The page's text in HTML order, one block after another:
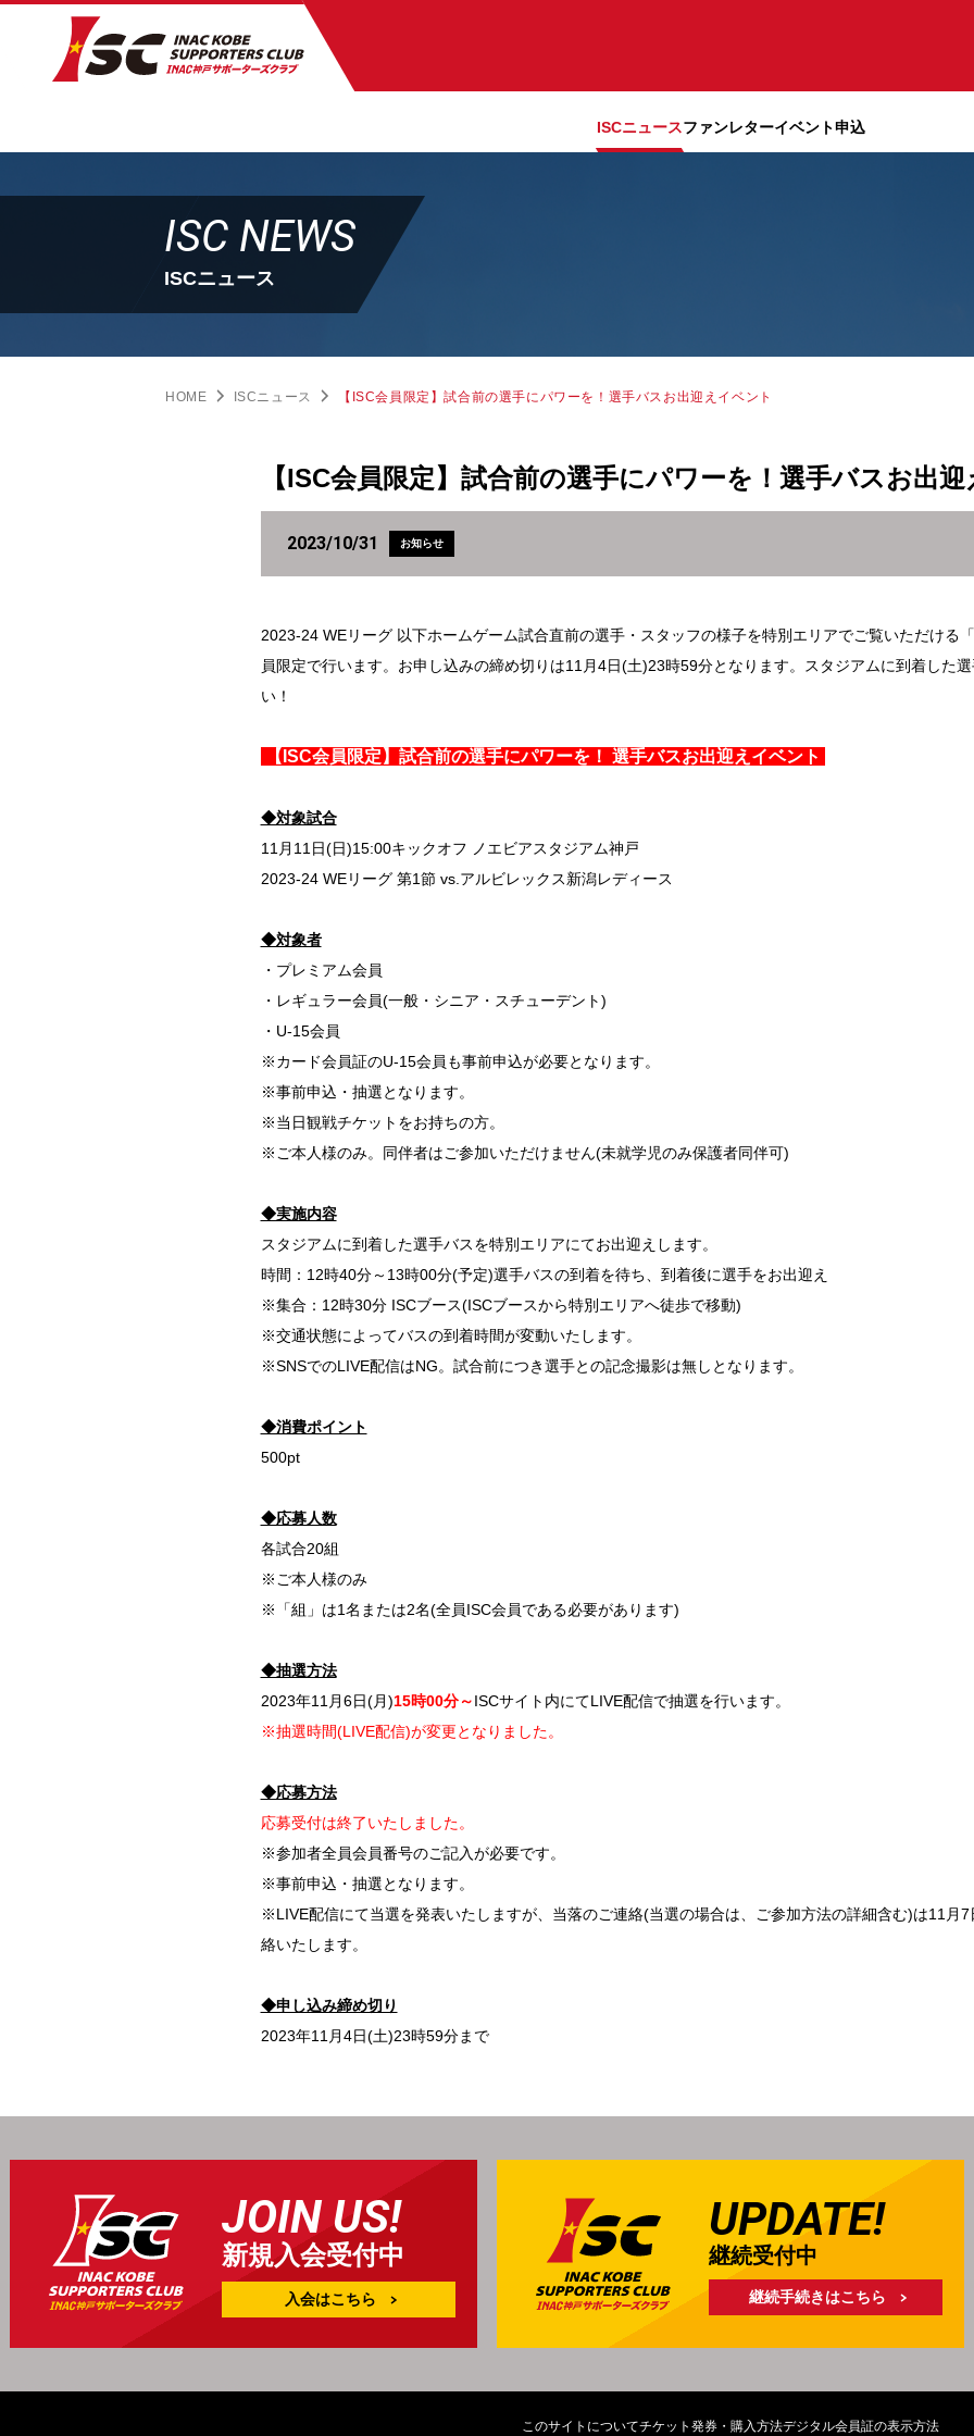
ISCニュースファンレターイベント申込
ISC NEWS
ISCニュース
HOME ISCニュース 【ISC会員限定】試合前の選手にパワーを！選手バスお出迎えイベント
【ISC会員限定】試合前の選手にパワーを！選手バスお出
2023/10/31 お知らせ
2023-24 WEリーグ 以下ホームゲーム試合直前の選手・スタッフの様子を特別エリアでご覧いただける
員限定で行います。お申し込みの締め切りは11月4日(土)23時59分となります。スタジアムに到着した
い！
【ISC会員限定】試合前の選手にパワーを！ 選手バスお出迎えイベント
◆対象試合
11月11日(日)15:00キックオフ ノエビアスタジアム神戸
2023-24 WEリーグ 第1節 vs.アルビレックス新潟レディース
◆対象者
・プレミアム会員
・レギュラー会員(一般・シニア・スチューデント)
・U-15会員
※カード会員証のU-15会員も事前申込が必要となります。
※事前申込・抽選となります。
※当日観戦チケットをお持ちの方。
※ご本人様のみ。同伴者はご参加いただけません(未就学児のみ保護者同伴可)
◆実施内容
スタジアムに到着した選手バスを特別エリアにてお出迎えします。
時間：12時40分～13時00分(予定)選手バスの到着を待ち、到着後に選手をお出迎え
※集合：12時30分 ISCブース(ISCブースから特別エリアへ徒歩で移動)
※交通状態によってバスの到着時間が変動いたします。
※SNSでのLIVE配信はNG。試合前につき選手との記念撮影は無しとなります。
◆消費ポイント
500pt
◆応募人数
各試合20組
※ご本人様のみ
※「組」は1名または2名(全員ISC会員である必要があります)
◆抽選方法
2023年11月6日(月)15時00分～ISCサイト内にてLIVE配信で抽選を行います。
※抽選時間(LIVE配信)が変更となりました。
◆応募方法
応募受付は終了いたしました。
※参加者全員会員番号のご記入が必要です。
※事前申込・抽選となります。
※LIVE配信にて当選を発表いたしますが、当落のご連絡(当選の場合は、ご参加方法の詳細含む)は11月
絡いたします。
◆申し込み締め切り
2023年11月4日(土)23時59分まで
JOIN US!
新規入会受付中
入会はこちら
UPDATE!
継続受付中
継続手続きはこちら
このサイトについてチケット発券・購入方法デジタル会員証の表示方法